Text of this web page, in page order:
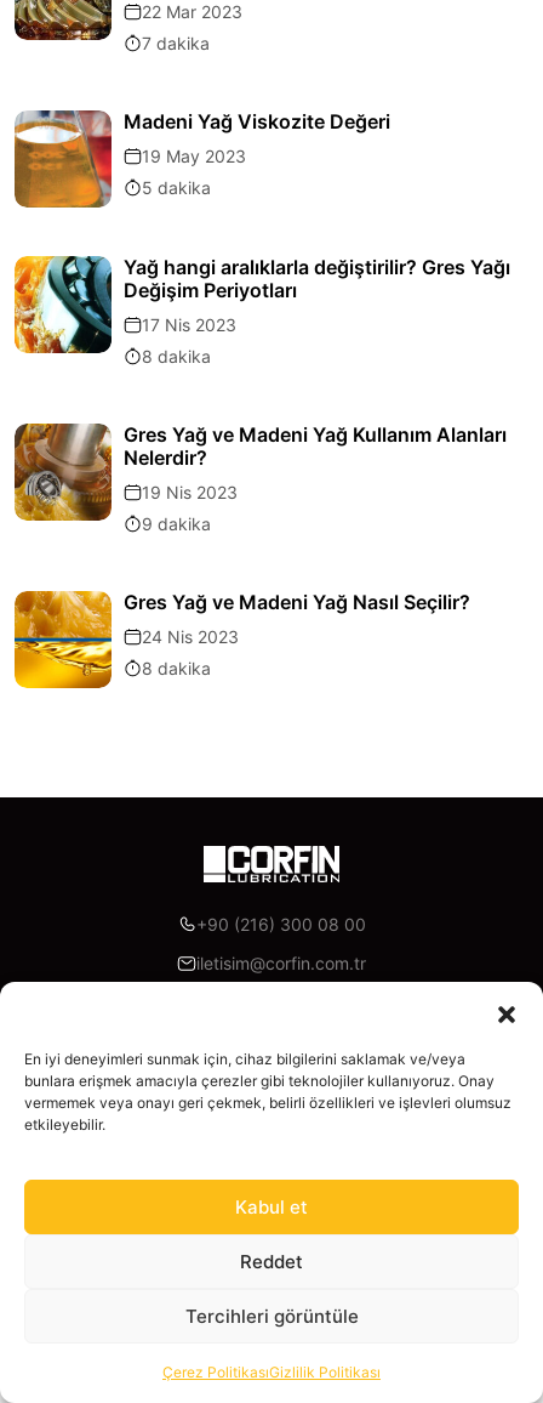
En iyi deneyimleri sunmak için, cihaz bilgilerini saklamak ve/veya
bunlara erişmek amacıyla çerezler gibi teknolojiler kullanıyoruz. Onay
vermemek veya onayı geri çekmek, belirli özellikleri ve işlevleri olumsuz
etkileyebilir.
Kabul et
Reddet
Tercihleri görüntüle
Çerez PolitikasıGizlilik Politikası
22 Mar 2023
7 dakika
Madeni Yağ Viskozite Değeri
19 May 2023
5 dakika
Yağ hangi aralıklarla değiştirilir? Gres Yağı
Değişim Periyotları
17 Nis 2023
8 dakika
Gres Yağ ve Madeni Yağ Kullanım Alanları
Nelerdir?
19 Nis 2023
9 dakika
Gres Yağ ve Madeni Yağ Nasıl Seçilir?
24 Nis 2023
8 dakika
Yol Tarifi Al Hemen Ara
+90 (216) 300 08 00
iletisim@corfin.com.tr
Akoni Madeni Yağlar, İzmir Yolu Cd. Lotus Office A Blok K:7
Facebook
Instagram
Linkedin
X YouTube
Hakkımızda
Ürünler
Corfin Lubrication. Tüm hakları saklıdır.